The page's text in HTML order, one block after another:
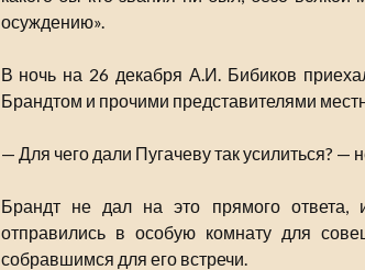
осуждению».
В ночь на 26 декабря А.И. Бибиков
Брандтом и прочими представителями
— Для чего дали Пугачеву так усилиться? —
Брандт не дал на это прямого ответа,
отправились в особую комнату для
собравшимся для его встречи.